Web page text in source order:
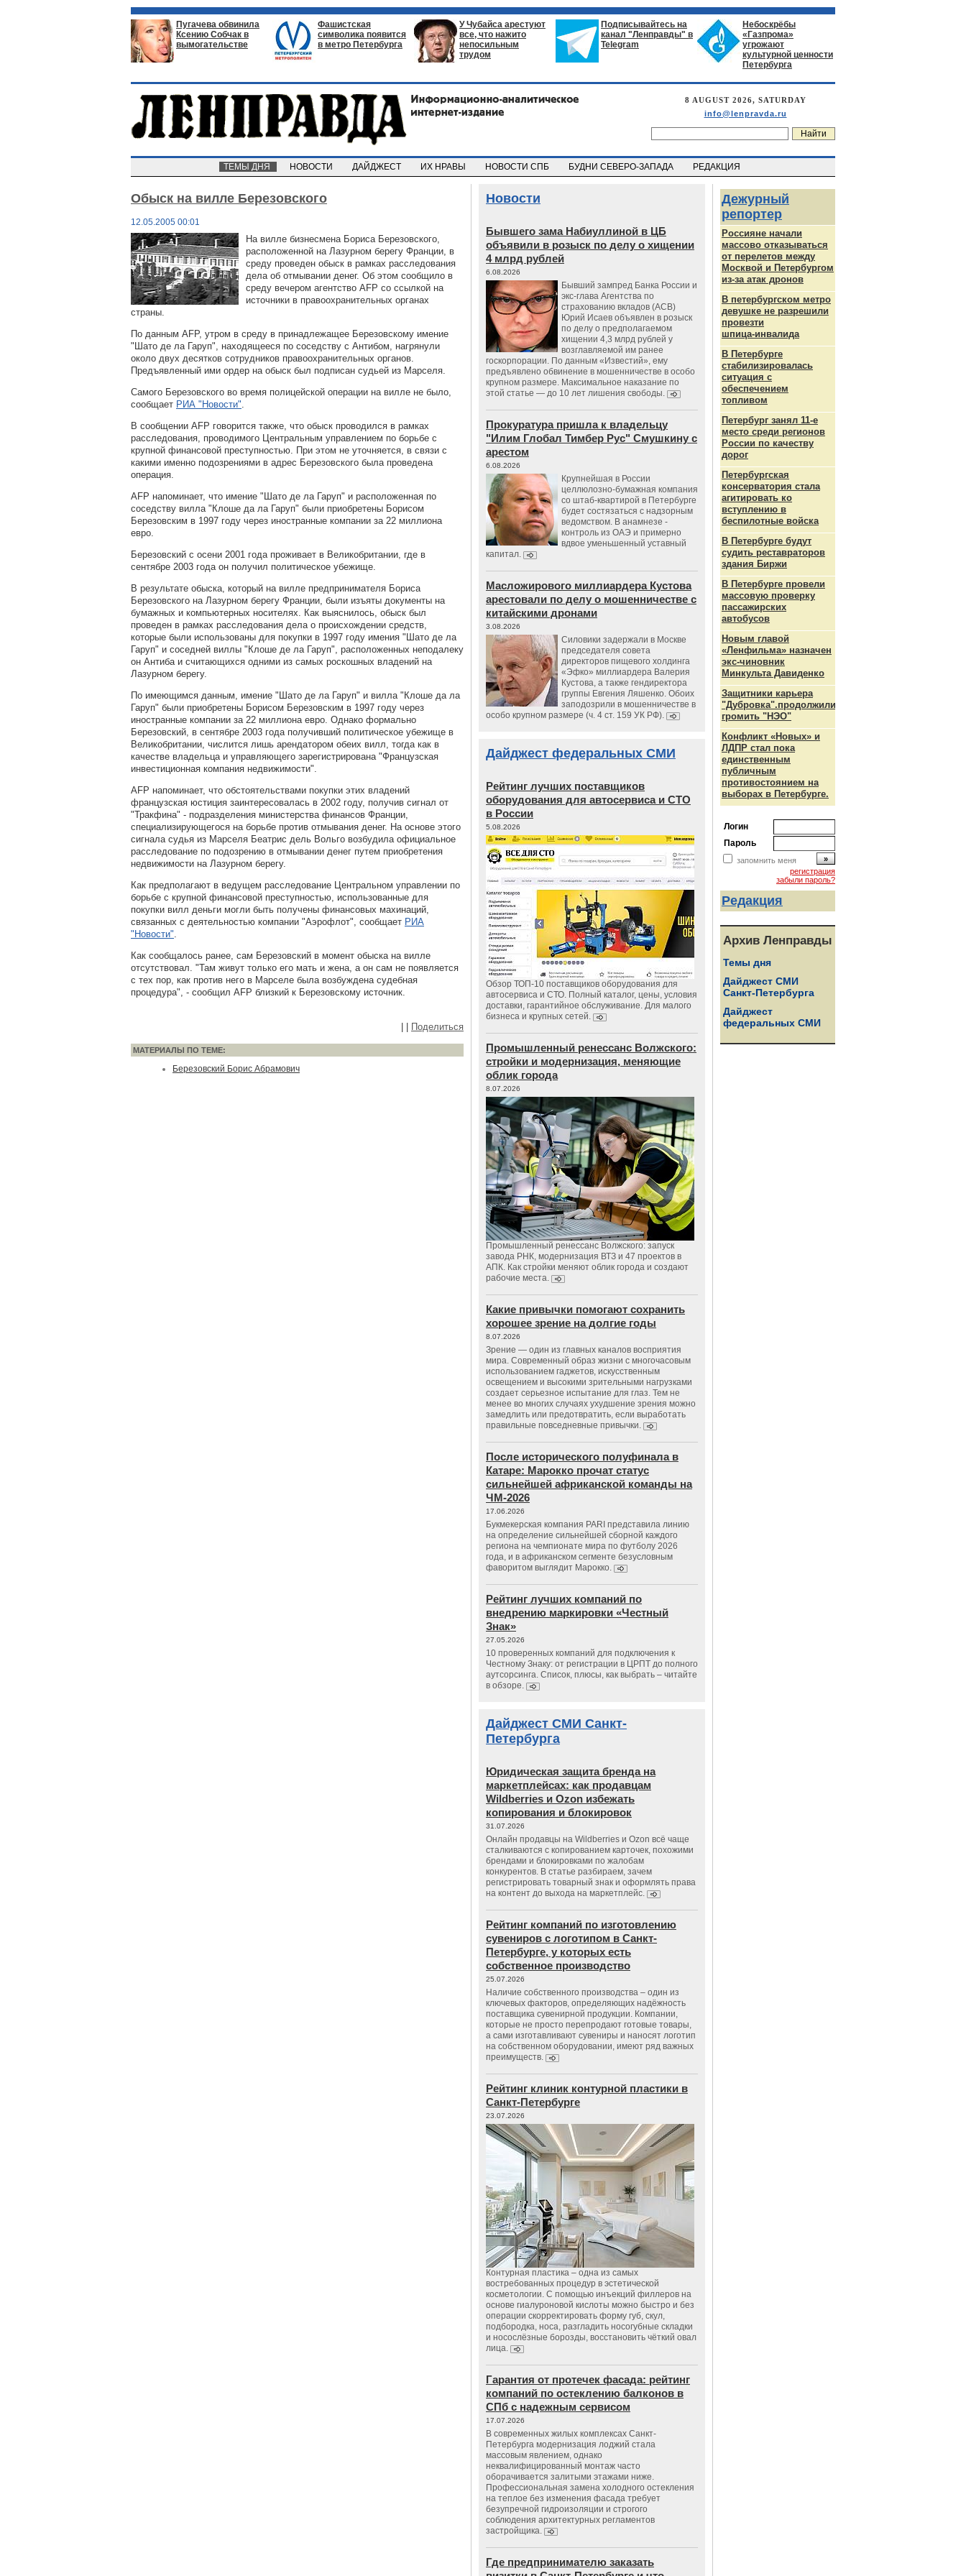
Пугачева обвинила
Ксению Собчак в
вымогательстве
Фашистская
символика появится
в метро Петербурга
У Чубайса арестуют
все, что нажито
непосильным
трудом
Подписывайтесь на
канал "Ленправды" в
Telegram
Небоскрёбы
«Газпрома»
угрожают
культурной ценности
Петербурга
8 AUGUST 2026, SATURDAY
info@lenpravda.ru
ТЕМЫ ДНЯ НОВОСТИ ДАЙДЖЕСТ ИХ НРАВЫ НОВОСТИ СПБ БУДНИ СЕВЕРО-ЗАПАДА РЕДАКЦИЯ
Обыск на вилле Березовского
12.05.2005 00:01
На вилле бизнесмена Бориса Березовского,
расположенной на Лазурном берегу Франции, в
среду проведен обыск в рамках расследования
дела об отмывании денег. Об этом сообщило в
среду вечером агентство AFP со ссылкой на
источники в правоохранительных органах
страны.
По данным AFP, утром в среду в принадлежащее Березовскому имение
"Шато де ла Гаруп", находящееся по соседству с Антибом, нагрянули
около двух десятков сотрудников правоохранительных органов.
Предъявленный ими ордер на обыск был подписан судьей из Марселя.
Самого Березовского во время полицейской операции на вилле не было,
сообщает РИА "Новости".
В сообщении AFP говорится также, что обыск проводился в рамках
расследования, проводимого Центральным управлением по борьбе с
крупной финансовой преступностью. При этом не уточняется, в связи с
какими именно подозрениями в адрес Березовского была проведена
операция.
AFP напоминает, что имение "Шато де ла Гаруп" и расположенная по
соседству вилла "Клоше да ла Гаруп" были приобретены Борисом
Березовским в 1997 году через иностранные компании за 22 миллиона
евро.
Березовский с осени 2001 года проживает в Великобритании, где в
сентябре 2003 года он получил политическое убежище.
В результате обыска, который на вилле предпринимателя Бориса
Березовского на Лазурном берегу Франции, были изъяты документы на
бумажных и компьютерных носителях. Как выяснилось, обыск был
проведен в рамках расследования дела о происхождении средств,
которые были использованы для покупки в 1997 году имения "Шато де ла
Гаруп" и соседней виллы "Клоше де ла Гаруп", расположенных неподалеку
он Антиба и считающихся одними из самых роскошных владений на
Лазурном берегу.
По имеющимся данным, имение "Шато де ла Гаруп" и вилла "Клоше да ла
Гаруп" были приобретены Борисом Березовским в 1997 году через
иностранные компании за 22 миллиона евро. Однако формально
Березовский, в сентябре 2003 года получивший политическое убежище в
Великобритании, числится лишь арендатором обеих вилл, тогда как в
качестве владельца и управляющего зарегистрирована "Французская
инвестиционная компания недвижимости".
AFP напоминает, что обстоятельствами покупки этих владений
французская юстиция заинтересовалась в 2002 году, получив сигнал от
"Тракфина" - подразделения министерства финансов Франции,
специализирующегося на борьбе против отмывания денег. На основе этого
сигнала судья из Марселя Беатрис дель Вольго возбудила официальное
расследование по подозрению в отмывании денег путем приобретения
недвижимости на Лазурном берегу.
Как предполагают в ведущем расследование Центральном управлении по
борьбе с крупной финансовой преступностью, использованные для
покупки вилл деньги могли быть получены финансовых махинаций,
связанных с деятельностью компании "Аэрофлот", сообщает РИА
"Новости".
Как сообщалось ранее, сам Березовский в момент обыска на вилле
отсутствовал. "Там живут только его мать и жена, а он сам не появляется
с тех пор, как против него в Марселе была возбуждена судебная
процедура", - сообщил AFP близкий к Березовскому источник.
Поделиться
МАТЕРИАЛЫ ПО ТЕМЕ:
Березовский Борис Абрамович
Новости
Бывшего зама Набиуллиной в ЦБ
объявили в розыск по делу о хищении
4 млрд рублей
6.08.2026
Бывший зампред Банка России и
экс-глава Агентства по
страхованию вкладов (АСВ)
Юрий Исаев объявлен в розыск
по делу о предполагаемом
хищении 4,3 млрд рублей у
возглавляемой им ранее
госкорпорации. По данным «Известий», ему
предъявлено обвинение в мошенничестве в особо
крупном размере. Максимальное наказание по
этой статье — до 10 лет лишения свободы.
Прокуратура пришла к владельцу
"Илим Глобал Тимбер Рус" Смушкину с
арестом
6.08.2026
Крупнейшая в России
целлюлозно-бумажная компания
со штаб-квартирой в Петербурге
будет состязаться с надзорным
ведомством. В анамнезе -
контроль из ОАЭ и примерно
вдвое уменьшенный уставный
капитал.
Масложирового миллиардера Кустова
арестовали по делу о мошенничестве с
китайскими дронами
3.08.2026
Силовики задержали в Москве
председателя совета
директоров пищевого холдинга
«Эфко» миллиардера Валерия
Кустова, а также гендиректора
группы Евгения Ляшенко. Обоих
заподозрили в мошенничестве в
особо крупном размере (ч. 4 ст. 159 УК РФ).
Дайджест федеральных СМИ
Рейтинг лучших поставщиков
оборудования для автосервиса и СТО
в России
5.08.2026
Обзор ТОП-10 поставщиков оборудования для
автосервиса и СТО. Полный каталог, цены, условия
доставки, гарантийное обслуживание. Для малого
бизнеса и крупных сетей.
Промышленный ренессанс Волжского:
стройки и модернизация, меняющие
облик города
8.07.2026
Промышленный ренессанс Волжского: запуск
завода РНК, модернизация ВТЗ и 47 проектов в
АПК. Как стройки меняют облик города и создают
рабочие места.
Какие привычки помогают сохранить
хорошее зрение на долгие годы
8.07.2026
Зрение — один из главных каналов восприятия
мира. Современный образ жизни с многочасовым
использованием гаджетов, искусственным
освещением и высокими зрительными нагрузками
создает серьезное испытание для глаз. Тем не
менее во многих случаях ухудшение зрения можно
замедлить или предотвратить, если выработать
правильные повседневные привычки.
После исторического полуфинала в
Катаре: Марокко прочат статус
сильнейшей африканской команды на
ЧМ-2026
17.06.2026
Букмекерская компания PARI представила линию
на определение сильнейшей сборной каждого
региона на чемпионате мира по футболу 2026
года, и в африканском сегменте безусловным
фаворитом выглядит Марокко.
Рейтинг лучших компаний по
внедрению маркировки «Честный
Знак»
27.05.2026
10 проверенных компаний для подключения к
Честному Знаку: от регистрации в ЦРПТ до полного
аутсорсинга. Список, плюсы, как выбрать – читайте
в обзоре.
Дайджест СМИ Санкт-
Петербурга
Юридическая защита бренда на
маркетплейсах: как продавцам
Wildberries и Ozon избежать
копирования и блокировок
31.07.2026
Онлайн продавцы на Wildberries и Ozon всё чаще
сталкиваются с копированием карточек, похожими
брендами и блокировками по жалобам
конкурентов. В статье разбираем, зачем
регистрировать товарный знак и оформлять права
на контент до выхода на маркетплейс.
Рейтинг компаний по изготовлению
сувениров с логотипом в Санкт-
Петербурге, у которых есть
собственное производство
25.07.2026
Наличие собственного производства – один из
ключевых факторов, определяющих надёжность
поставщика сувенирной продукции. Компании,
которые не просто перепродают готовые товары,
а сами изготавливают сувениры и наносят логотип
на собственном оборудовании, имеют ряд важных
преимуществ.
Рейтинг клиник контурной пластики в
Санкт-Петербурге
23.07.2026
Контурная пластика – одна из самых
востребованных процедур в эстетической
косметологии. С помощью инъекций филлеров на
основе гиалуроновой кислоты можно быстро и без
операции скорректировать форму губ, скул,
подбородка, носа, разгладить носогубные складки
и носослёзные борозды, восстановить чёткий овал
лица.
Гарантия от протечек фасада: рейтинг
компаний по остеклению балконов в
СПб с надежным сервисом
17.07.2026
В современных жилых комплексах Санкт-
Петербурга модернизация лоджий стала
массовым явлением, однако
неквалифицированный монтаж часто
оборачивается залитыми этажами ниже.
Профессиональная замена холодного остекления
на теплое без изменения фасада требует
безупречной гидроизоляции и строгого
соблюдения архитектурных регламентов
застройщика.
Где предпринимателю заказать
Дежурный
репортер
Россияне начали
массово отказываться
от перелетов между
Москвой и Петербургом
из-за атак дронов
В петербургском метро
девушке не разрешили
провезти
шпица‑инвалида
В Петербурге
стабилизировалась
ситуация с
обеспечением
топливом
Петербург занял 11-е
место среди регионов
России по качеству
дорог
Петербургская
консерватория стала
агитировать ко
вступлению в
беспилотные войска
В Петербурге будут
судить реставраторов
здания Биржи
В Петербурге провели
массовую проверку
пассажирских
автобусов
Новым главой
«Ленфильма» назначен
экс-чиновник
Минкульта Давиденко
Защитники карьера
"Дубровка".продолжили
громить "НЭО"
Конфликт «Новых» и
ЛДПР стал пока
единственным
публичным
противостоянием на
выборах в Петербурге.
Логин
Пароль
запомнить меня
регистрация
забыли пароль?
Редакция
Архив Ленправды
Темы дня
Дайджест СМИ
Санкт-Петербурга
Дайджест
федеральных СМИ